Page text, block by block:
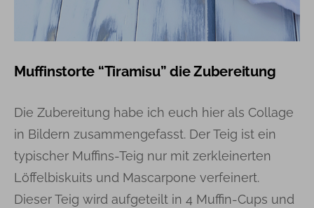
Muffinstorte “Tiramisu” die Zubereitung
Die Zubereitung habe ich euch hier als Collage
in Bildern zusammengefasst. Der Teig ist ein
typischer Muffins-Teig nur mit zerkleinerten
Löffelbiskuits und Mascarpone verfeinert.
Dieser Teig wird aufgeteilt in 4 Muffin-Cups und